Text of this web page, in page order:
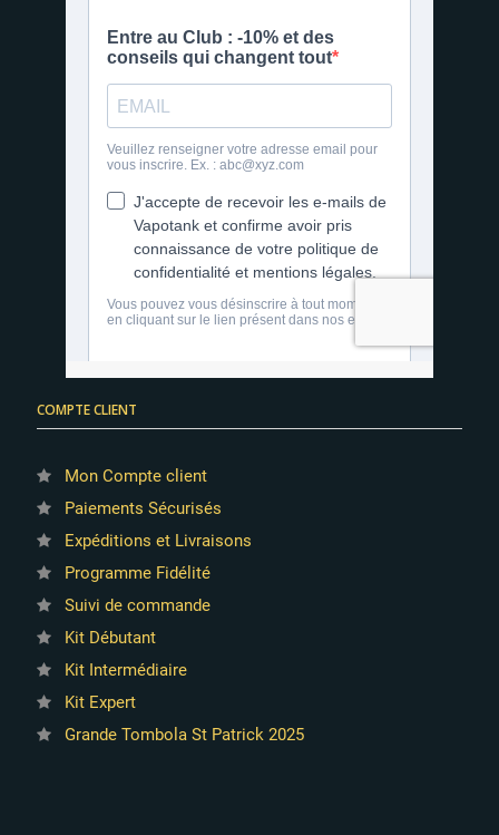
COMPTE CLIENT
Mon Compte client
Paiements Sécurisés
Expéditions et Livraisons
Programme Fidélité
Suivi de commande
Kit Débutant
Kit Intermédiaire
Kit Expert
Grande Tombola St Patrick 2025